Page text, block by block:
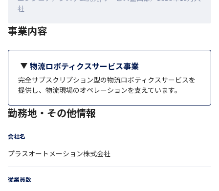
社
事業内容
物流ロボティクスサービス事業
完全サブスクリプション型の物流ロボティクスサービスを
提供し、物流現場のオペレーションを支えています。
勤務地・その他情報
会社名
プラスオートメーション株式会社
従業員数